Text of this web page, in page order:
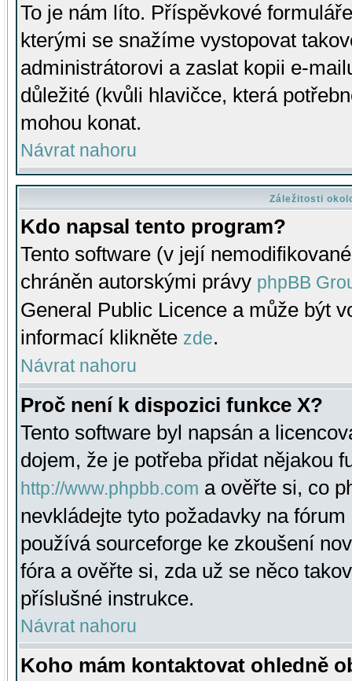
To je nám líto. Příspěvkové
kterými se snažíme vystopovat
administrátorovi a zaslat kopii e-
důležité (kvůli hlavičce, která
mohou konat.
Návrat nahoru
Záležitosti
Kdo napsal tento program?
Tento software (v její
chráněn autorskými právy phpBB
General Public Licence a může být
informací klikněte zde.
Návrat nahoru
Proč není k dispozici funkce X?
Tento software byl napsán a
dojem, že je potřeba přidat nějakou
http://www.phpbb.com a ověřte si, co
nevkládejte tyto požadavky na
používá sourceforge ke zkoušení
fóra a ověřte si, zda už se něco
příslušné instrukce.
Návrat nahoru
Koho mám kontaktovat ohledně